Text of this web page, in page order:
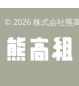
© 2026 株式会社熊